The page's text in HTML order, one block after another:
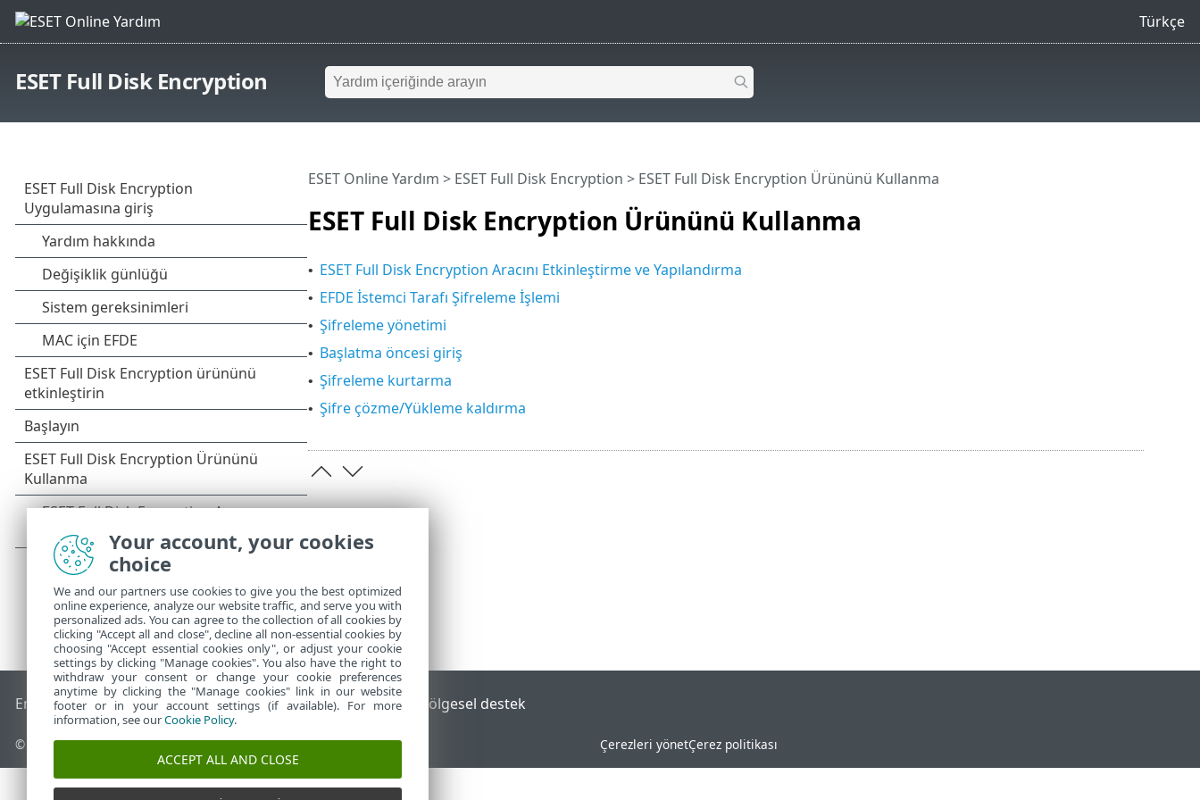
Türkçe
ESET Full Disk Encryption
ESET Full Disk Encryption Ürününü Kullanma
ESET Online Yardım > ESET Full Disk Encryption > ESET Full Disk Encryption Ürününü Kullanma
• ESET Full Disk Encryption Aracını Etkinleştirme ve Yapılandırma
• EFDE İstemci Tarafı Şifreleme İşlemi
• Şifreleme yönetimi
• Başlatma öncesi giriş
• Şifreleme kurtarma
• Şifre çözme/Yükleme kaldırma
End of Life ESET Bilgi BankasıESET ForumuESET Status Portal Bölgesel destek
© 1992 - 2026 ESET, spol. s r.o. - Tüm hakları saklıdır. Çerezleri yönetÇerez politikası
Your account, your cookies
choice
We and our partners use cookies to give you the best optimized
online experience, analyze our website traffic, and serve you with
personalized ads. You can agree to the collection of all cookies by
clicking "Accept all and close", decline all non-essential cookies by
choosing "Accept essential cookies only", or adjust your cookie
settings by clicking "Manage cookies". You also have the right to
withdraw your consent or change your cookie preferences
anytime by clicking the "Manage cookies" link in our website
footer or in your account settings (if available). For more
information, see ourCookie Policy.
ACCEPT ALL AND CLOSE